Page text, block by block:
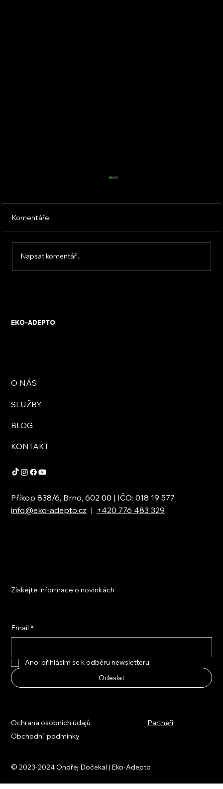
Komentáře
Napsat komentář...
EKO-ADEPTO
O NÁS
SLUŽBY
BLOG
KONTAKT
Příkop 838/6, Brno, 602 00 | IČO: 018 19 577
info@eko-adepto.cz | +420 776 483 329
Získejte informace o novinkách
Email *
Ano, přihlásím se k odběru newsletteru.
Odeslat
© 2023-2024 Ondřej Dočekal | Eko-Adepto
Ochrana osobních údajů
Obchodní podmínky
Partneři